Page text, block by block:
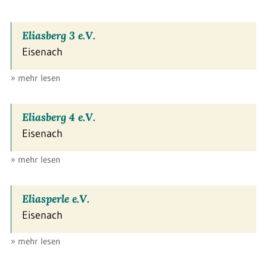
Eliasberg 3 e.V.
Eisenach
» mehr lesen
Eliasberg 4 e.V.
Eisenach
» mehr lesen
Eliasperle e.V.
Eisenach
» mehr lesen